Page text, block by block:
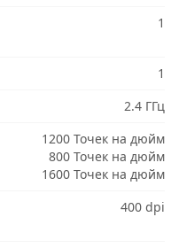
1
1
2.4 ГГц
1200 Точек на дюйм
800 Точек на дюйм
1600 Точек на дюйм
400 dpi